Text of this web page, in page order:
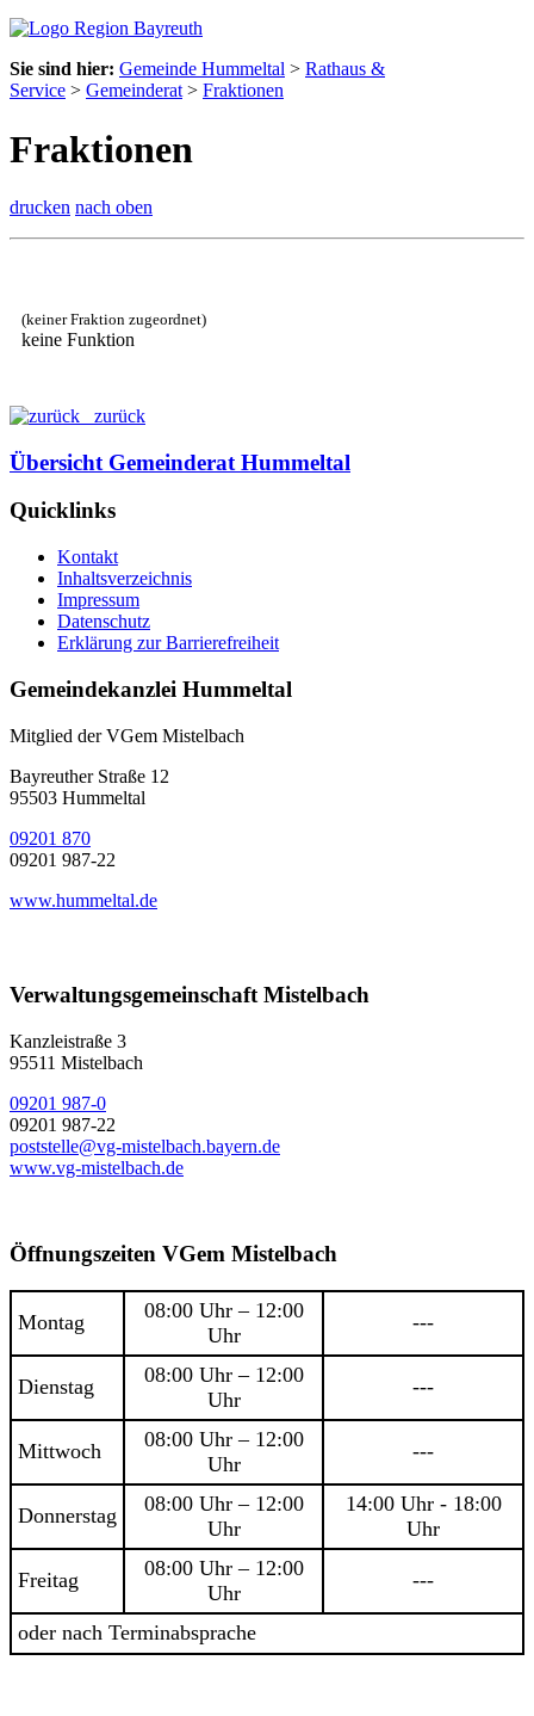
Sie sind hier: Gemeinde Hummeltal > Rathaus &
Service > Gemeinderat > Fraktionen
Fraktionen
drucken nach oben
(keiner Fraktion zugeordnet)
keine Funktion
zurück
Übersicht Gemeinderat Hummeltal
Quicklinks
Kontakt
Inhaltsverzeichnis
Impressum
Datenschutz
Erklärung zur Barrierefreiheit
Gemeindekanzlei Hummeltal
Mitglied der VGem Mistelbach
Bayreuther Straße 12
95503 Hummeltal
09201 870
09201 987-22
www.hummeltal.de
Verwaltungsgemeinschaft Mistelbach
Kanzleistraße 3
95511 Mistelbach
09201 987-0
09201 987-22
poststelle@vg-mistelbach.bayern.de
www.vg-mistelbach.de
Öffnungszeiten VGem Mistelbach
Montag
08:00 Uhr – 12:00
Uhr
---
Dienstag
08:00 Uhr – 12:00
Uhr
---
Mittwoch
08:00 Uhr – 12:00
Uhr
---
Donnerstag
08:00 Uhr – 12:00
Uhr
14:00 Uhr - 18:00
Uhr
Freitag
08:00 Uhr – 12:00
Uhr
---
oder nach Terminabsprache